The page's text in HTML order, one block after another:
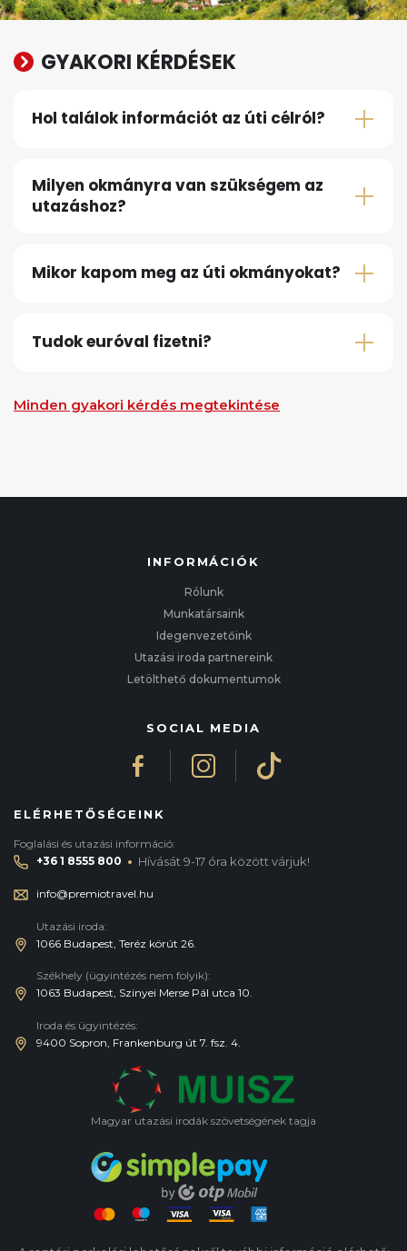
GYAKORI KÉRDÉSEK
Hol találok információt az úti célról?
Milyen okmányra van szükségem az
utazáshoz?
Mikor kapom meg az úti okmányokat?
Tudok euróval fizetni?
Minden gyakori kérdés megtekintése
INFORMÁCIÓK
Rólunk
Munkatársaink
Idegenvezetőink
Utazási iroda partnereink
Letölthető dokumentumok
SOCIAL MEDIA
ELÉRHETŐSÉGEINK
Foglalási és utazási információ:
+36 1 8555 800 · Hívását 9-17 óra között várjuk!
info@premiotravel.hu
Utazási iroda:
1066 Budapest, Teréz körút 26.
Székhely (ügyintézés nem folyik):
1063 Budapest, Szinyei Merse Pál utca 10.
Iroda és ügyintézés:
9400 Sopron, Frankenburg út 7. fsz. 4.
Magyar utazási irodák szövetségének tagja